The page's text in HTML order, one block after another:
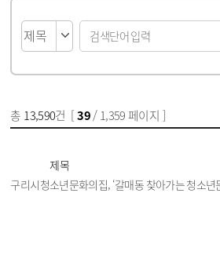
총 13,590건 [39/ 1,359 페이지 ]
제목
구리시청소년문화의집, ‘갈매동 찾아